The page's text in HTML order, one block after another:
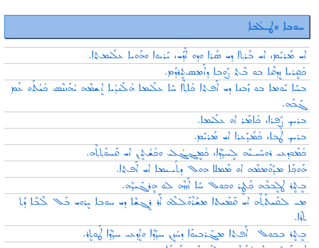
ܚܘܒܐ ܘܛـܠܳܒܐ
ܐܝ ܡܰܪܝܰܡ، ܐܝ ܒܰܪܬ݂ܐ ܕܝ ܣܰܪܐ ܘܕܘ ܐܰܕܰܝ، ܝܰܪܝܘܐ ܘܗܰܘܝܐ ܥܠܰܝܡܬ݂ܐ.
ܟܳܩܷܪܝܐ ܙܷܕܩܶܐ ܒܘ ܒܶܬ݂ ܨܰܘܒܐ ܕܐܰܡܣܬܷܪܕܰܡ.
ܒܚܰܐ ܝܰܘܡܐ ܒܘ ܙܰܒܢܐ ܕܝ ܐܰܦܬ݂ܐ ܟܳܐܬ݂ܶܐ ܚܰܐ ܥܠܰܝܡܐ ܗܳܠܰܢܕܳܝܐ ܐܷܫܡܶܗ ܝܳܗܰܢܢܶܣ ܟܳܝܳܬܰܘ ܥܰܡ
ܓܰܒܰܗ.
ܒܪܝܟ݂ ܨܰܦܪܐ، ܟܳܐܡܰܪ ܐܘ ܥܠܰܝܡܐ.
ܒܪܝܟ݂ ܛܳܒܐ، ܟܳܡܰܕܰܥܪܐ ܐܝ ܡܰܪܝܰܡ.
ܟܳܡܰܘܕ݂ܥܝ ܪܘܚܰܝـܝܶܗ ܠܷܚܕ݂ܳܕ݂ܶܐ، ܟܳܡܷܔܓ݂ܳܠܝ ܘܟܳܫܳܬܷܢ ܐܝ ܩܰܚܘܰܬ݂ܬ݂ܶܗ.
ܗܰܘܟ݂ܰܐ ܡܕܰܘܰܡܡܶܗ ܐܘ ܡܰܡܠܐ ܗܘܠ ܕܬܰܝـܝܡܐ ܐܝ ܐܰܦܬ݂ܐ.
ܒܷܬ݂ܷܪ ܛܠܷܒܒܶܗ ܟ݂ܰܛܷܪ ܘܟܘܠ ܚܰܐ ܐܰܙܙܶܗ ܠܘ ܗܷܪܓܰܝܕ݂ܶܗ.
ܡܝ ܠܩܰܝܬܰܬ݂ܶܗ ܐܝ ܩܰܡܰܝܬܐ ܡܫܰܪܶܘܰܠܠܶܗ ܐܰܪ ܪܷܓ݂ܫܶܐ ܕܝ ܚܘܒܐ ܝܷܪܘܝ ܒܰܠ ܠܶܒܶܐ ܕܰܬ
ܬܪܶܐ.
ܒܷܬ݂ܷܪ ܒܟܘܠ ܐܰܦܬ݂ܐ ܡܔܰܪܒܝܘܰܐ ܕܚܳܙܷܢ ܚܕ݂ܳܕ݂ܶܐ ܘܐܷܕ݂ܥܝ ܚܕ݂ܳܕ݂ܶܐ ܛܰܘܬܷܪ.